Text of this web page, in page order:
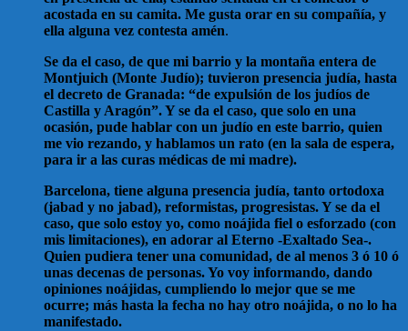
acostada en su camita. Me gusta orar en su compañía, y
ella alguna vez contesta amén.
Se da el caso, de que mi barrio y la montaña entera de
Montjuich (Monte Judío); tuvieron presencia judía, hasta
el decreto de Granada: “de expulsión de los judíos de
Castilla y Aragón”. Y se da el caso, que solo en una
ocasión, pude hablar con un judío en este barrio, quien
me vio rezando, y hablamos un rato (en la sala de espera,
para ir a las curas médicas de mi madre).
Barcelona, tiene alguna presencia judía, tanto ortodoxa
(jabad y no jabad), reformistas, progresistas. Y se da el
caso, que solo estoy yo, como noájida fiel o esforzado (con
mis limitaciones), en adorar al Eterno -Exaltado Sea-.
Quien pudiera tener una comunidad, de al menos 3 ó 10 ó
unas decenas de personas. Yo voy informando, dando
opiniones noájidas, cumpliendo lo mejor que se me
ocurre; más hasta la fecha no hay otro noájida, o no lo ha
manifestado.